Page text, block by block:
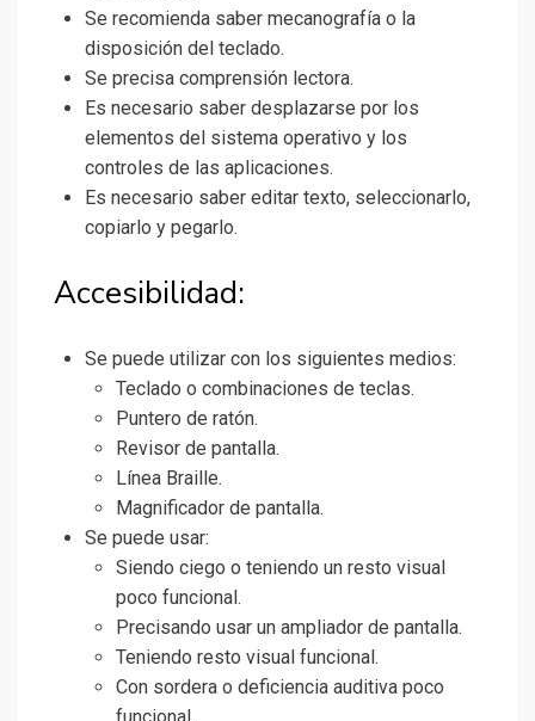
Se recomienda saber mecanografía o la
disposición del teclado.
Se precisa comprensión lectora.
Es necesario saber desplazarse por los
elementos del sistema operativo y los
controles de las aplicaciones.
Es necesario saber editar texto, seleccionarlo,
copiarlo y pegarlo.
Accesibilidad:
Se puede utilizar con los siguientes medios:
Teclado o combinaciones de teclas.
Puntero de ratón.
Revisor de pantalla.
Línea Braille.
Magnificador de pantalla.
Se puede usar:
Siendo ciego o teniendo un resto visual
poco funcional.
Precisando usar un ampliador de pantalla.
Teniendo resto visual funcional.
Con sordera o deficiencia auditiva poco